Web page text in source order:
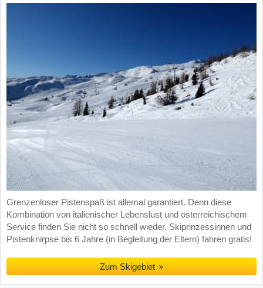
Grenzenloser Pistenspaß ist allemal garantiert. Denn diese
Kombination von italienischer Lebenslust und österreichischem
Service finden Sie nicht so schnell wieder. Skiprinzessinnen und
Pistenknirpse bis 6 Jahre (in Begleitung der Eltern) fahren gratis!
Zum Skigebiet